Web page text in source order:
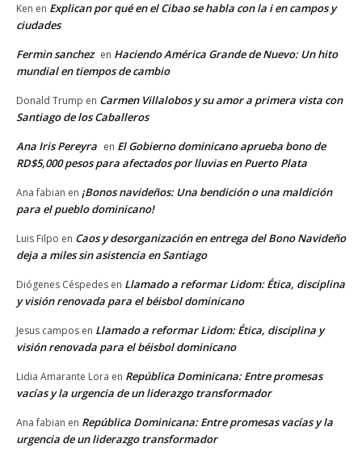
Ken en Explican por qué en el Cibao se habla con la i en campos y
ciudades
Fermin sanchez en Haciendo América Grande de Nuevo: Un hito
mundial en tiempos de cambio
Donald Trump en Carmen Villalobos y su amor a primera vista con
Santiago de los Caballeros
Ana Iris Pereyra en El Gobierno dominicano aprueba bono de
RD$5,000 pesos para afectados por lluvias en Puerto Plata
Ana fabian en ¡Bonos navideños: Una bendición o una maldición
para el pueblo dominicano!
Luis Filpo en Caos y desorganización en entrega del Bono Navideño
deja a miles sin asistencia en Santiago
Diógenes Céspedes en Llamado a reformar Lidom: Ética, disciplina
y visión renovada para el béisbol dominicano
Jesus campos en Llamado a reformar Lidom: Ética, disciplina y
visión renovada para el béisbol dominicano
Lidia Amarante Lora en República Dominicana: Entre promesas
vacías y la urgencia de un liderazgo transformador
Ana fabian en República Dominicana: Entre promesas vacías y la
urgencia de un liderazgo transformador